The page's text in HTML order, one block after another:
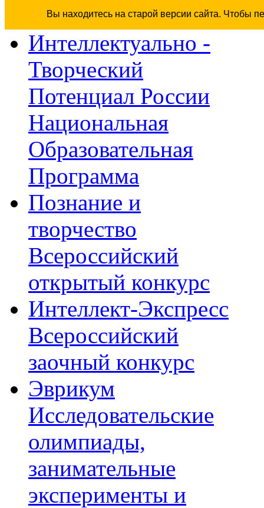
Вы находитесь на старой версии сайта. Чтобы
Интеллектуально -
Творческий
Потенциал России
Национальная
Образовательная
Программа
Познание и
творчество
Всероссийский
открытый конкурс
Интеллект-Экспресс
Всероссийский
заочный конкурс
Эврикум
Исследовательские
олимпиады,
занимательные
эксперименты и